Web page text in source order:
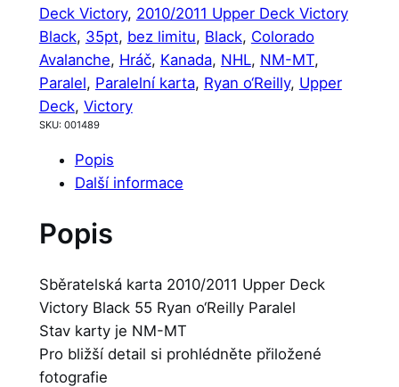
Deck Victory, 2010/2011 Upper Deck Victory
Black, 35pt, bez limitu, Black, Colorado
Avalanche, Hráč, Kanada, NHL, NM-MT
Paralel, Paralelní karta, Ryan o‘Reilly, Upper
Deck, Victory
SKU: 001489
Popis
Další informace
Popis
Sběratelská karta 2010/2011 Upper Deck
Victory Black 55 Ryan o‘Reilly Paralel
Stav karty je NM-MT
Pro bližší detail si prohlédněte přiložené
fotografie